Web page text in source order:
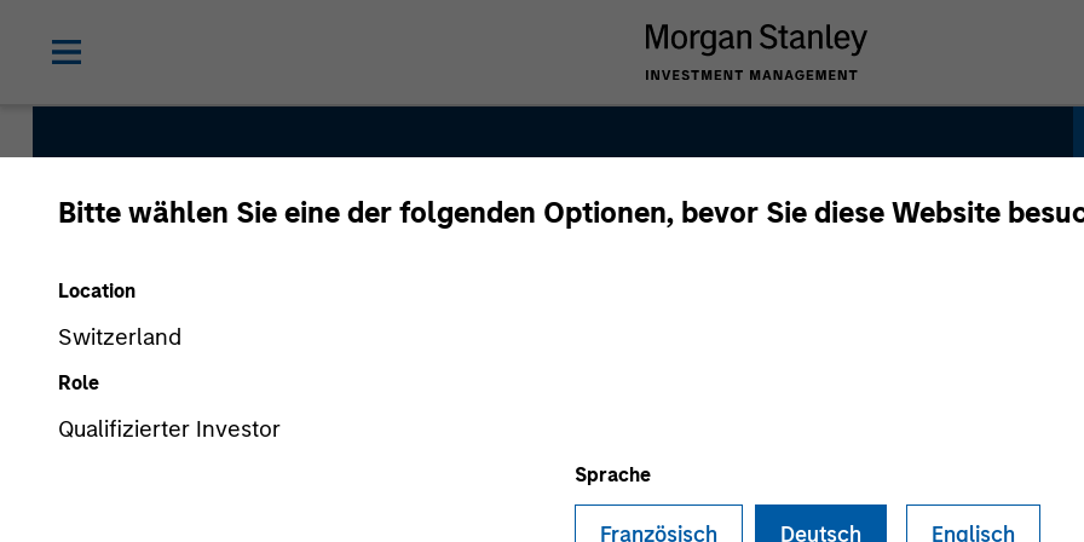
Bitte wählen Sie eine der folgenden Optionen, bevor Sie diese Website
Location
Switzerland
Role
Qualifizierter Investor
Sprache
Französisch Deutsch Englisch
July 2006